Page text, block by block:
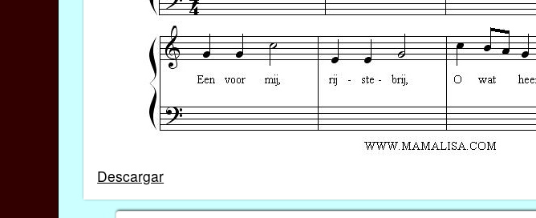
Descargar